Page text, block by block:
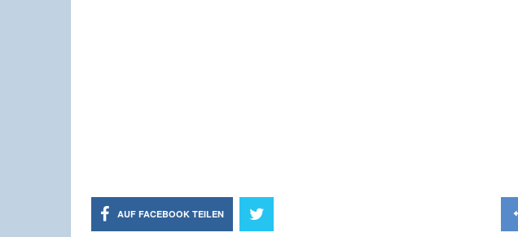
AUF FACEBOOK TEILEN